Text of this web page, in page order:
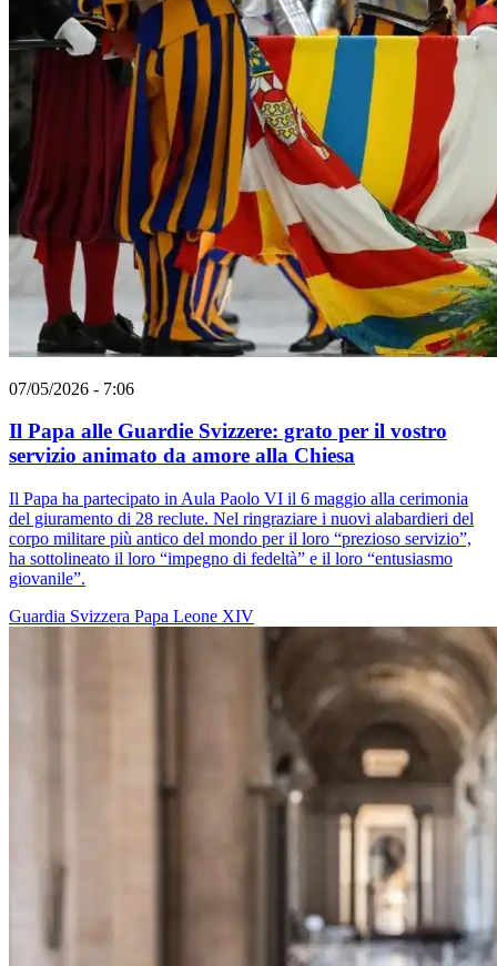
07/05/2026 - 7:06
Il Papa alle Guardie Svizzere: grato per il vostro
servizio animato da amore alla Chiesa
Il Papa ha partecipato in Aula Paolo VI il 6 maggio alla cerimonia
del giuramento di 28 reclute. Nel ringraziare i nuovi alabardieri del
corpo militare più antico del mondo per il loro “prezioso servizio”,
ha sottolineato il loro “impegno di fedeltà” e il loro “entusiasmo
giovanile”.
Guardia Svizzera Papa Leone XIV